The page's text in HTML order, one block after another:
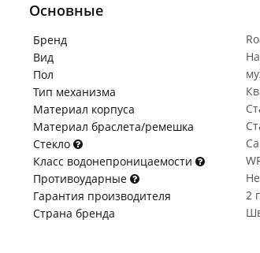
Основные
Бренд
Вид
Пол
Тип механизма
Материал корпуса
Материал браслета/ремешка
Стекло
Класс водонепроницаемости
Противоударные
Гарантия производителя
2
Страна бренда